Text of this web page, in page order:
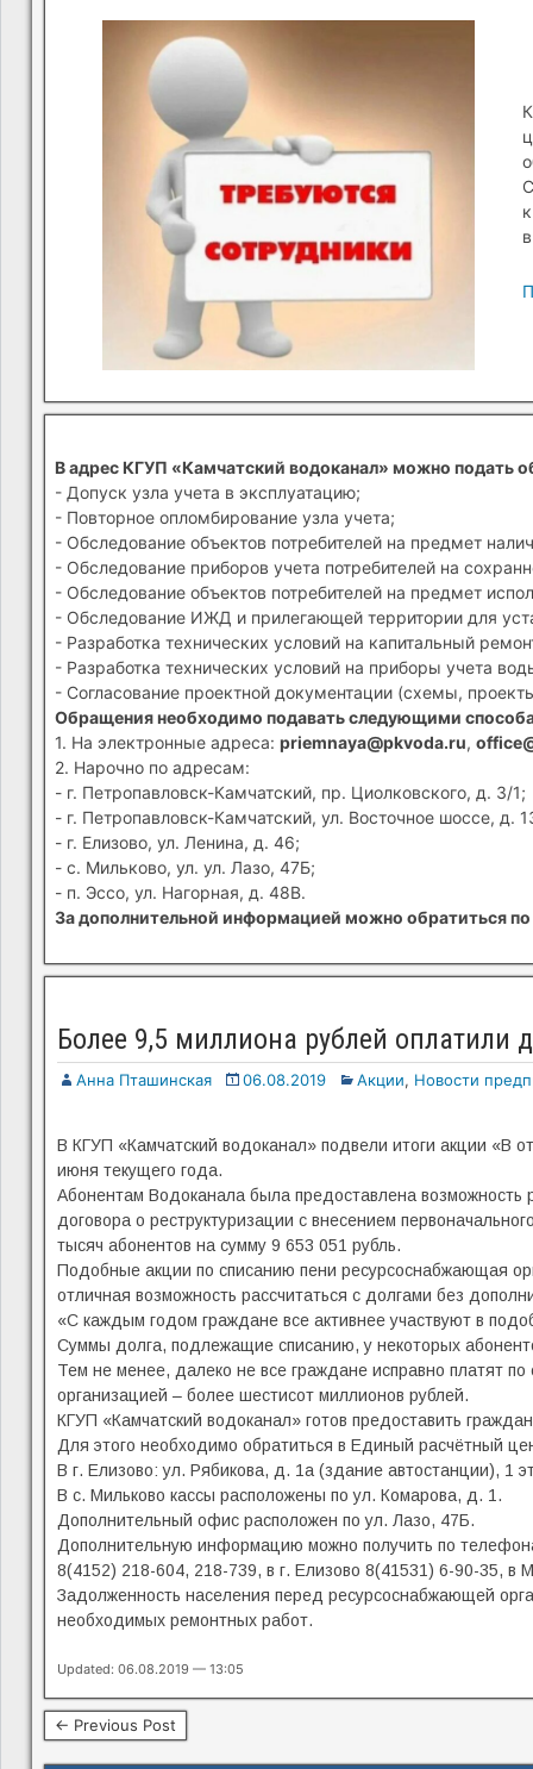
В адрес КГУП «Камчатский водоканал» можно подать
- Допуск узла учета в эксплуатацию;
- Повторное опломбирование узла учета;
- Обследование объектов потребителей на предмет
- Обследование приборов учета потребителей на
- Обследование объектов потребителей на предмет
- Обследование ИЖД и прилегающей территории для
- Разработка технических условий на капитальный
- Разработка технических условий на приборы учета
- Согласование проектной документации (схемы,
Обращения необходимо подавать следующими
1. На электронные адреса: priemnaya@pkvoda.ru,
2. Нарочно по адресам:
- г. Петропавловск-Камчатский, пр. Циолковского, д. 3/1;
- г. Петропавловск-Камчатский, ул. Восточное шоссе, д.
- г. Елизово, ул. Ленина, д. 46;
- с. Мильково, ул. ул. Лазо, 47Б;
- п. Эссо, ул. Нагорная, д. 48В.
За дополнительной информацией можно обратиться
Более 9,5 миллиона рублей оплатили
Анна Пташинская 06.08.2019 Акции, Новости
В КГУП «Камчатский водоканал» подвели итоги акции «В
июня текущего года.
Абонентам Водоканала была предоставлена
договора о реструктуризации с внесением
тысяч абонентов на сумму 9 653 051 рубль.
Подобные акции по списанию пени ресурсоснабжающая
отличная возможность рассчитаться с долгами без
«С каждым годом граждане все активнее участвуют в
Суммы долга, подлежащие списанию, у некоторых
Тем не менее, далеко не все граждане исправно платят
организацией – более шестисот миллионов рублей.
КГУП «Камчатский водоканал» готов предоставить
Для этого необходимо обратиться в Единый расчётный
В г. Елизово: ул. Рябикова, д. 1а (здание автостанции), 1
В с. Мильково кассы расположены по ул. Комарова, д. 1.
Дополнительный офис расположен по ул. Лазо, 47Б.
Дополнительную информацию можно получить по
8(4152) 218-604, 218-739, в г. Елизово 8(41531) 6-90-35, в
Задолженность населения перед ресурсоснабжающей
необходимых ремонтных работ.
Updated: 06.08.2019 — 13:05
← Previous Post